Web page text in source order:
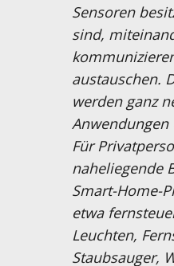
Sensoren
sind,
austauschen.
werden ganz
Für
naheliegende
Smart-Home-
etwa
Leuchten,
Staubsauger,